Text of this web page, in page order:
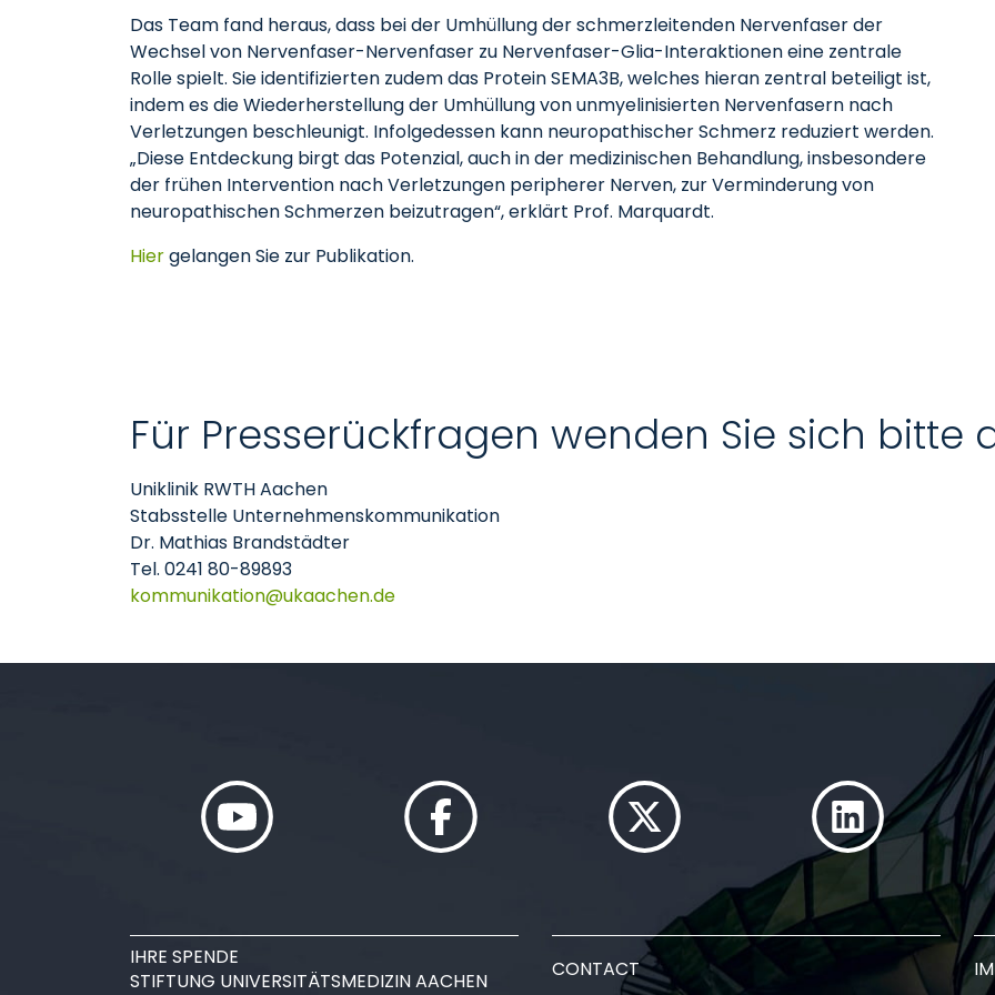
Das Team fand heraus, dass bei der Umhüllung der schmerzleitenden Nervenfaser der
Wechsel von Nervenfaser-Nervenfaser zu Nervenfaser-Glia-Interaktionen eine zentrale
Rolle spielt. Sie identifizierten zudem das Protein SEMA3B, welches hieran zentral beteiligt ist,
indem es die Wiederherstellung der Umhüllung von unmyelinisierten Nervenfasern nach
Verletzungen beschleunigt. Infolgedessen kann neuropathischer Schmerz reduziert werden.
„Diese Entdeckung birgt das Potenzial, auch in der medizinischen Behandlung, insbesondere
der frühen Intervention nach Verletzungen peripherer Nerven, zur Verminderung von
neuropathischen Schmerzen beizutragen“, erklärt Prof. Marquardt.
Hiergelangen Sie zur Publikation.
Für Presserückfragen wenden Sie sich bitte
Uniklinik RWTH Aachen
Stabsstelle Unternehmenskommunikation
Dr. Mathias Brandstädter
Tel. 0241 80-89893
kommunikation
ukaachende
IHRE SPENDE
STIFTUNG UNIVERSITÄTSMEDIZIN AACHEN
CONTACT